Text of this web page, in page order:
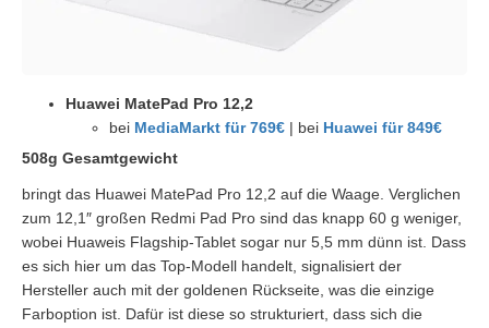
Huawei MatePad Pro 12,2
bei MediaMarkt für 769€ | bei Huawei für 849€
508g Gesamtgewicht
bringt das Huawei MatePad Pro 12,2 auf die Waage. Verglichen
zum 12,1″ großen Redmi Pad Pro sind das knapp 60 g weniger,
wobei Huaweis Flagship-Tablet sogar nur 5,5 mm dünn ist. Dass
es sich hier um das Top-Modell handelt, signalisiert der
Hersteller auch mit der goldenen Rückseite, was die einzige
Farboption ist. Dafür ist diese so strukturiert, dass sich die